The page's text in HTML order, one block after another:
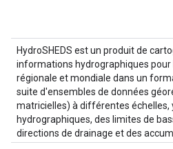
HydroSHEDS est un produit de
informations hydrographiques pour
régionale et mondiale dans un
suite d'ensembles de données
matricielles) à différentes échelles,
hydrographiques, des limites de
directions de drainage et des